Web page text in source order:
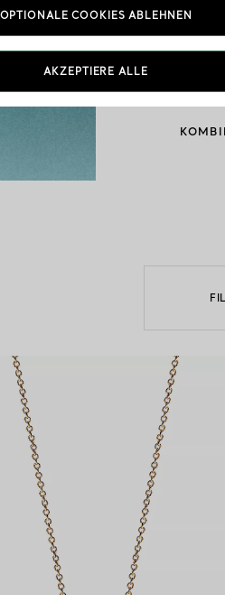
OPTIONALE COOKIES ABLEHNEN
AKZEPTIERE ALLE